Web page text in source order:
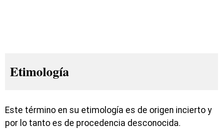
Etimología
Este término en su etimología es de origen incierto y
por lo tanto es de procedencia desconocida.